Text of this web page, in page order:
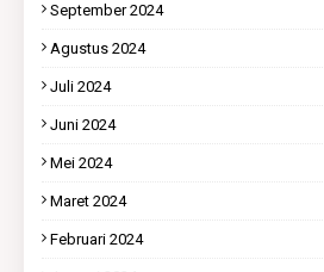
September 2024
Agustus 2024
Juli 2024
Juni 2024
Mei 2024
Maret 2024
Februari 2024